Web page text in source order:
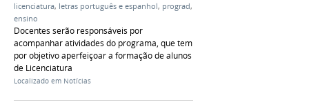
licenciatura, letras português e espanhol, prograd,
ensino
Docentes serão responsáveis por
acompanhar atividades do programa, que tem
por objetivo aperfeiçoar a formação de alunos
de Licenciatura
Localizado em Notícias